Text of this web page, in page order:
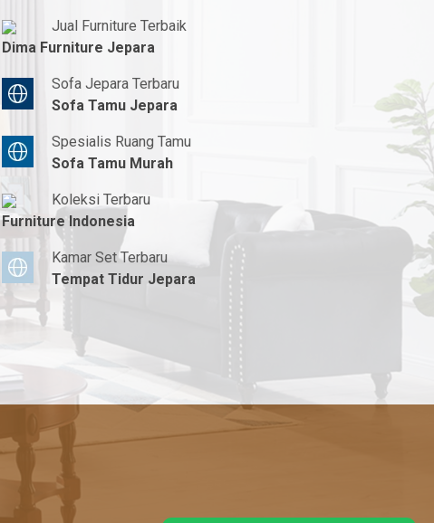
Jual Furniture Terbaik
Dima Furniture Jepara
Sofa Jepara Terbaru
Sofa Tamu Jepara
Spesialis Ruang Tamu
Sofa Tamu Murah
Koleksi Terbaru
Furniture Indonesia
Kamar Set Terbaru
Tempat Tidur Jepara